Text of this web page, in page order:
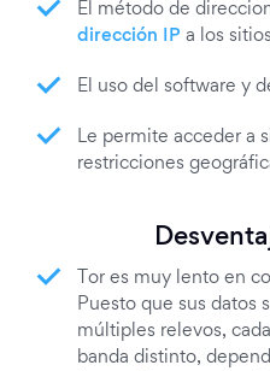
El método de
dirección IP a los
El uso del software y
Le permite acceder a
restricciones
Tor es muy lento en
Puesto que sus datos
múltiples relevos,
banda distinto,